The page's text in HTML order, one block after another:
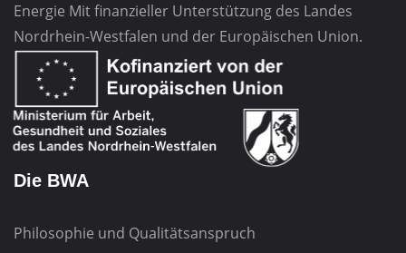
Energie Mit finanzieller Unterstützung des Landes
Nordrhein-Westfalen und der Europäischen Union.
Die BWA
Philosophie und Qualitätsanspruch